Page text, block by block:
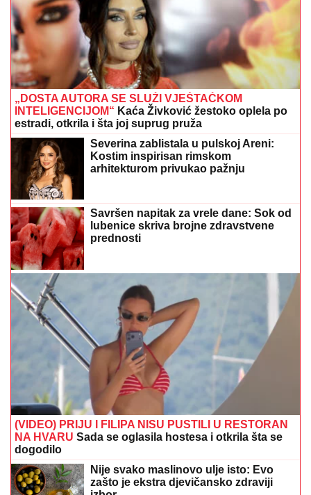
„DOSTA AUTORA SE SLUŽI VJEŠTAČKOM
INTELIGENCIJOM“ Kaća Živković žestoko oplela po
estradi, otkrila i šta joj suprug pruža
Severina zablistala u pulskoj Areni:
Kostim inspirisan rimskom
arhitekturom privukao pažnju
Savršen napitak za vrele dane: Sok od
lubenice skriva brojne zdravstvene
prednosti
(VIDEO) PRIJU I FILIPA NISU PUSTILI U RESTORAN
NA HVARU Sada se oglasila hostesa i otkrila šta se
dogodilo
Nije svako maslinovo ulje isto: Evo
zašto je ekstra djevičansko zdraviji